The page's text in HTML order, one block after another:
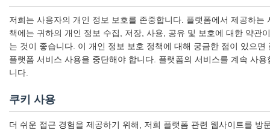
저희는 사용자의 개인 정보 보호를 존중합니다. 플랫폼에서 제공하
책에는 귀하의 개인 정보 수집, 저장, 사용, 공유 및 보호에 대한 약관
는 것이 좋습니다. 이 개인 정보 보호 정책에 대해 궁금한 점이 있으
플랫폼 서비스 사용을 중단해야 합니다. 플랫폼의 서비스를 계속 사
니다.
쿠키 사용
더 쉬운 접근 경험을 제공하기 위해, 저희 플랫폼 관련 웹사이트를